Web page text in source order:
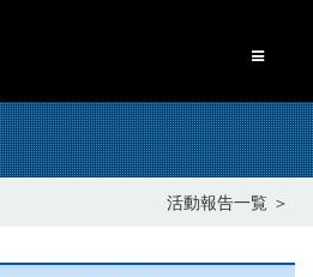
Toggle
活動報告一覧 ＞